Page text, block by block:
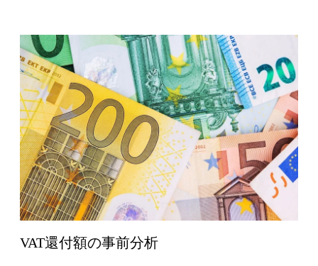
VAT還付額の事前分析